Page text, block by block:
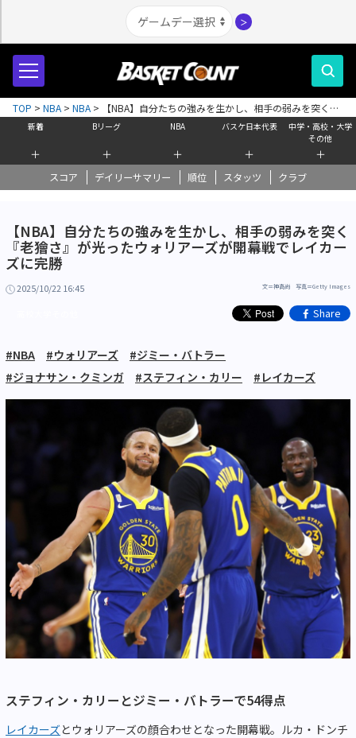
＞
新着
＋
Bリーグ
＋
NBA
＋
バスケ日本代表
＋
中学・高校・大学
その他
＋
スコア デイリーサマリー 順位 スタッツ クラブ
TOP > NBA > NBA >
【NBA】自分たちの強みを生かし、相手の弱みを突く
『老獪さ』が光ったウォリアーズが開幕戦でレイカーズに完勝
【NBA】自分たちの強みを生かし、相手の弱みを突く
『老獪さ』が光ったウォリアーズが開幕戦でレイカー
ズに完勝
2025/10/22 16:45 文＝神高尚 写真＝Getty Images
Share
#NBA #ウォリアーズ
#ジミー・バトラー
#ジョナサン・クミンガ
#ステフィン・カリー #レイカーズ
ステフィン・カリーとジミー・バトラーで54得点
レイカーズとウォリアーズの顔合わせとなった開幕戦。ルカ・ドンチ